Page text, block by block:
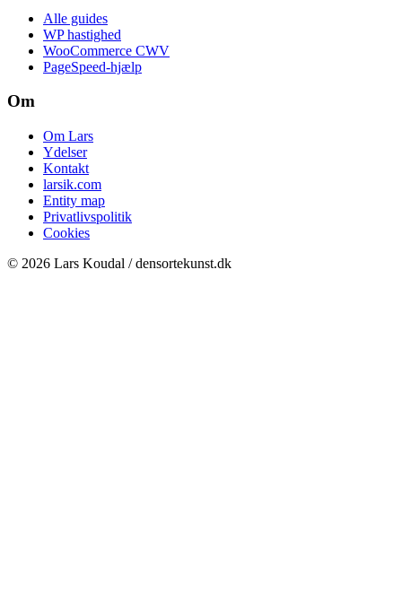
Alle guides
WP hastighed
WooCommerce CWV
PageSpeed-hjælp
Om
Om Lars
Ydelser
Kontakt
larsik.com
Entity map
Privatlivspolitik
Cookies
© 2026 Lars Koudal / densortekunst.dk